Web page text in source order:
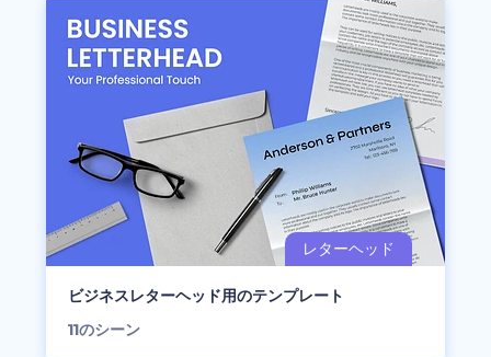
ビジネスレターヘッド用のテンプレート
11のシーン